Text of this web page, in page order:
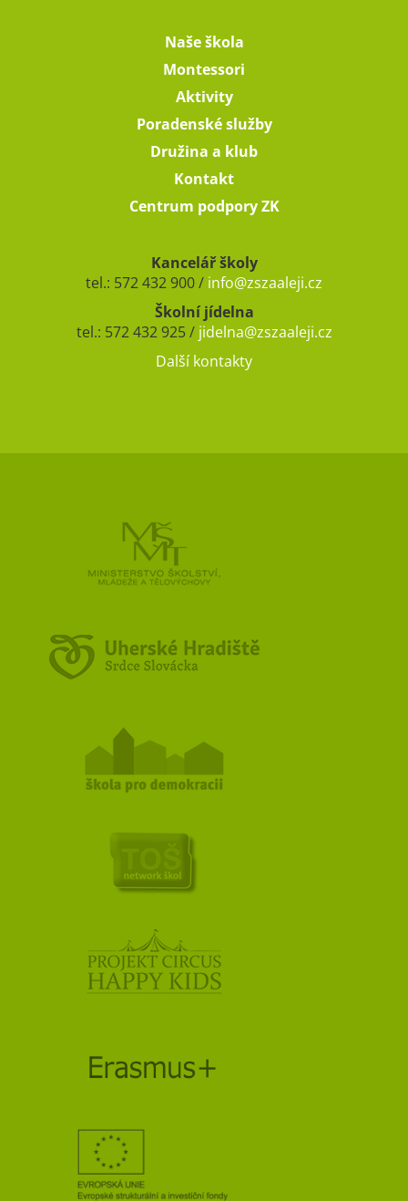
Naše škola
Montessori
Aktivity
Poradenské služby
Družina a klub
Kontakt
Centrum podpory ZK
Kancelář školy
tel.: 572 432 900 / info@zszaaleji.cz
Školní jídelna
tel.: 572 432 925 / jidelna@zszaaleji.cz
Další kontakty